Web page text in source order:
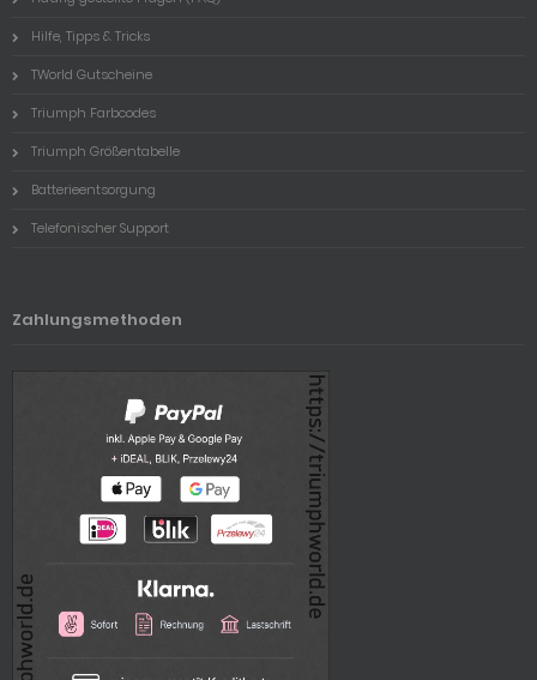
Hilfe, Tipps & Tricks
TWorld Gutscheine
Triumph Farbcodes
Triumph Größentabelle
Batterieentsorgung
Telefonischer Support
Zahlungsmethoden